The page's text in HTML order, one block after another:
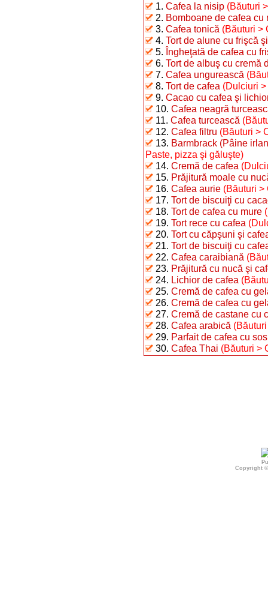
1. Cafea la nisip (Băuturi
2. Bomboane de cafea cu
3. Cafea tonică (Băuturi >
4. Tort de alune cu frişcă
5. Îngheţată de cafea cu
6. Tort de albuş cu cremă
7. Cafea ungurească
8. Tort de cafea (Dulciuri >
9. Cacao cu cafea şi
10. Cafea neagră
11. Cafea turcească
12. Cafea filtru (Băuturi >
13. Barmbrack (Pâine
Paste, pizza şi găluşte)
14. Cremă de cafea
15. Prăjitură moale cu
16. Cafea aurie (Băuturi >
17. Tort de biscuiţi cu
18. Tort de cafea cu mure
19. Tort rece cu cafea
20. Tort cu căpşuni şi
21. Tort de biscuiţi cu
22. Cafea caraibiană
23. Prăjitură cu nucă şi
24. Lichior de cafea
25. Cremă de cafea cu
26. Cremă de cafea cu
27. Cremă de castane cu
28. Cafea arabică
29. Parfait de cafea cu
30. Cafea Thai (Băuturi >
Copyright